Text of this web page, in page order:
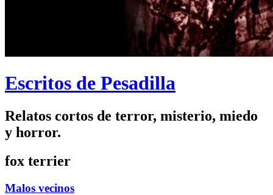
Escritos de Pesadilla
Relatos cortos de terror, misterio, miedo
y horror.
fox terrier
Malos vecinos